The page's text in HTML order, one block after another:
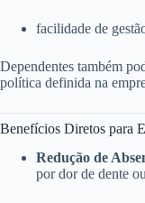
facilidade de
Dependentes também
política definida na
Benefícios Diretos para
Redução de
por dor de dente